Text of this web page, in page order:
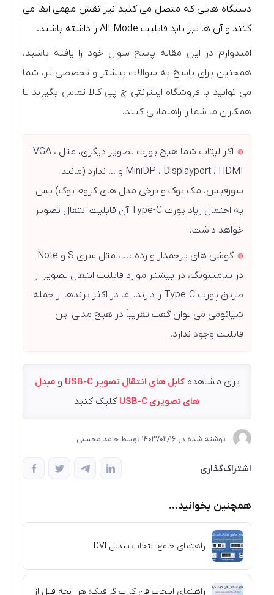
دستگاه هایی که متصل می کنید نیز نقش مهمی ایفا می
کنند و آن ها نیز باید قابلیت Alt Mode را داشته باشند.
امیدوارم در این مقاله پاسخ سوال خود را یافته باشید.
همچنین برای پاسخ به سوالات بیشتر و تخصصی تر، شما
می توانید با فروشگاه اینترنتی اچ پی کالا تماس بگیرید تا
همکاران ما شما را راهنمایی کنند.
اگر لپتاپ شما هیچ پورت تصویر دیگری، مثل VGA ،
MiniDP ، Displayport ، HDMI و … ندارد (مانند
سورفیس، مک بوک و برخی مدل های کروم بوک) پس
به احتمال زیاد پورت Type-C آن قابلیت انتقال تصویر
خواهد داشت.
گوشی های پرچمدار و رده بالا، مثل سری S و Note
در سامسونگ، در بیشتر موارد قابلیت انتقال تصویر از
طریق پورت Type-C را دارند. اما در اکثر برندها از جمله
شیائومی می توان گفت تقریباً در هیچ مدلی این
قابلیت وجود ندارد.
برای مشاهدهکابل های انتقال تصویر USB-C ومبدل
های تصویری USB-C
کلیک کنید
نوشته شده در 1403/02/16 توسط حامد محسنی
اشتراک‌گذاری
همچنین بخوانید...
راهنمای جامع انتخاب تبدیل DVI
راهنمای انتخاب فن کارت گرافیک؛ هر آنچه قبل از